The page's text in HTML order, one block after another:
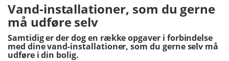
Vand-installationer, som du gerne
må udføre selv
Samtidig er der dog en række opgaver i forbindelse
med dine vand-installationer, som du gerne selv må
udføre i din bolig.